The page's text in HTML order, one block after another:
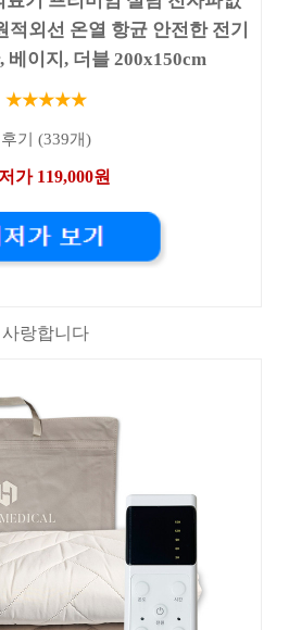
적외선 온열 항균 안전한 전기
베이지, 더블 200x150cm
★★★★★
후기 (339개)
가 119,000원
사랑합니다